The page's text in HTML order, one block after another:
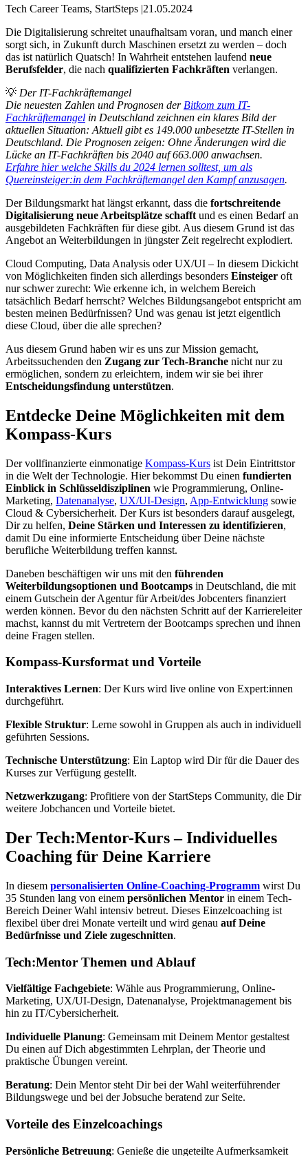
Tech Career Teams, StartSteps |21.05.2024
Die Digitalisierung schreitet unaufhaltsam voran, und manch einer
sorgt sich, in Zukunft durch Maschinen ersetzt zu werden – doch
das ist natürlich Quatsch! In Wahrheit entstehen laufend neue
Berufsfelder, die nach qualifizierten Fachkräften verlangen.
💡 Der IT-Fachkräftemangel
Die neuesten Zahlen und Prognosen der Bitkom zum IT-
Fachkräftemangel in Deutschland zeichnen ein klares Bild der
aktuellen Situation: Aktuell gibt es 149.000 unbesetzte IT-Stellen in
Deutschland. Die Prognosen zeigen: Ohne Änderungen wird die
Lücke an IT-Fachkräften bis 2040 auf 663.000 anwachsen.
Erfahre hier welche Skills du 2024 lernen solltest, um als
Quereinsteiger:in dem Fachkräftemangel den Kampf anzusagen.
Der Bildungsmarkt hat längst erkannt, dass die fortschreitende
Digitalisierung neue Arbeitsplätze schafft und es einen Bedarf an
ausgebildeten Fachkräften für diese gibt. Aus diesem Grund ist das
Angebot an Weiterbildungen in jüngster Zeit regelrecht explodiert.
Cloud Computing, Data Analysis oder UX/UI – In diesem Dickicht
von Möglichkeiten finden sich allerdings besonders Einsteiger oft
nur schwer zurecht: Wie erkenne ich, in welchem Bereich
tatsächlich Bedarf herrscht? Welches Bildungsangebot entspricht am
besten meinen Bedürfnissen? Und was genau ist jetzt eigentlich
diese Cloud, über die alle sprechen?
Aus diesem Grund haben wir es uns zur Mission gemacht,
Arbeitssuchenden den Zugang zur Tech-Branche nicht nur zu
ermöglichen, sondern zu erleichtern, indem wir sie bei ihrer
Entscheidungsfindung unterstützen.
Entdecke Deine Möglichkeiten mit dem
Kompass-Kurs
Der vollfinanzierte einmonatige Kompass-Kurs ist Dein Eintrittstor
in die Welt der Technologie. Hier bekommst Du einen fundierten
Einblick in Schlüsseldisziplinen wie Programmierung, Online-
Marketing, Datenanalyse, UX/UI-Design, App-Entwicklung sowie
Cloud & Cybersicherheit. Der Kurs ist besonders darauf ausgelegt,
Dir zu helfen, Deine Stärken und Interessen zu identifizieren,
damit Du eine informierte Entscheidung über Deine nächste
berufliche Weiterbildung treffen kannst.
Daneben beschäftigen wir uns mit den führenden
Weiterbildungsoptionen und Bootcamps in Deutschland, die mit
einem Gutschein der Agentur für Arbeit/des Jobcenters finanziert
werden können. Bevor du den nächsten Schritt auf der Karriereleiter
machst, kannst du mit Vertretern der Bootcamps sprechen und ihnen
deine Fragen stellen.
Kompass-Kursformat und Vorteile
Interaktives Lernen: Der Kurs wird live online von Expert:innen
durchgeführt.
Flexible Struktur: Lerne sowohl in Gruppen als auch in individuell
geführten Sessions.
Technische Unterstützung: Ein Laptop wird Dir für die Dauer des
Kurses zur Verfügung gestellt.
Netzwerkzugang: Profitiere von der StartSteps Community, die Dir
weitere Jobchancen und Vorteile bietet.
Der Tech:Mentor-Kurs – Individuelles
Coaching für Deine Karriere
In diesem personalisierten Online-Coaching-Programm wirst Du
35 Stunden lang von einem persönlichen Mentor in einem Tech-
Bereich Deiner Wahl intensiv betreut. Dieses Einzelcoaching ist
flexibel über drei Monate verteilt und wird genau auf Deine
Bedürfnisse und Ziele zugeschnitten.
Tech:Mentor Themen und Ablauf
Vielfältige Fachgebiete: Wähle aus Programmierung, Online-
Marketing, UX/UI-Design, Datenanalyse, Projektmanagement bis
hin zu IT/Cybersicherheit.
Individuelle Planung: Gemeinsam mit Deinem Mentor gestaltest
Du einen auf Dich abgestimmten Lehrplan, der Theorie und
praktische Übungen vereint.
Beratung: Dein Mentor steht Dir bei der Wahl weiterführender
Bildungswege und bei der Jobsuche beratend zur Seite.
Vorteile des Einzelcoachings
Persönliche Betreuung: Genieße die ungeteilte Aufmerksamkeit